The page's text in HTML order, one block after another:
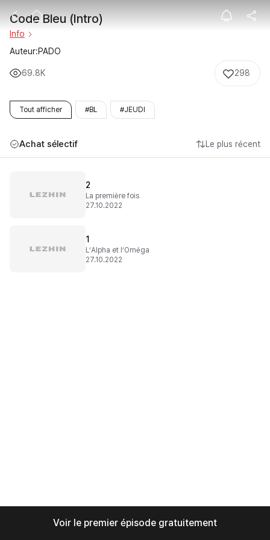
Code Bleu
Code Bleu (Intro)
Info
Auteur:PADO
69.8K 298
Tout afficher #BL #JEUDI
Achat sélectif Le plus récent
2
La première fois
27.10.2022
1
L’Alpha et l’Oméga
27.10.2022
Voir le premier épisode gratuitement